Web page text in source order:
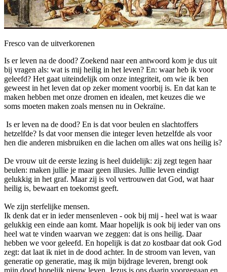
Fresco van de uitverkorenen
Is er leven na de dood? Zoekend naar een antwoord kom je dus uit
bij vragen als: wat is mij heilig in het leven? En: waar heb ik voor
geleefd? Het gaat uiteindelijk om onze integriteit, om wie ik ben
geweest in het leven dat op zeker moment voorbij is. En dat kan te
maken hebben met onze dromen en idealen, met keuzes die we
soms moeten maken zoals mensen nu in Oekraïne.
Is er leven na de dood? En is dat voor beulen en slachtoffers
hetzelfde? Is dat voor mensen die integer leven hetzelfde als voor
hen die anderen misbruiken en die lachen om alles wat ons heilig is?
De vrouw uit de eerste lezing is heel duidelijk: zij zegt tegen haar
beulen: maken jullie je maar geen illusies. Jullie leven eindigt
gelukkig in het graf. Maar zij is vol vertrouwen dat God, wat haar
heilig is, bewaart en toekomst geeft.
We zijn sterfelijke mensen.
Ik denk dat er in ieder mensenleven - ook bij mij - heel wat is waar
gelukkig een einde aan komt. Maar hopelijk is ook bij ieder van ons
heel wat te vinden waarvan we zeggen: dat is ons heilig. Daar
hebben we voor geleefd. En hopelijk is dat zo kostbaar dat ook God
zegt: dat laat ik niet in de dood achter. In de stroom van leven, van
generatie op generatie, mag ik mijn bijdrage leveren, brengt ook